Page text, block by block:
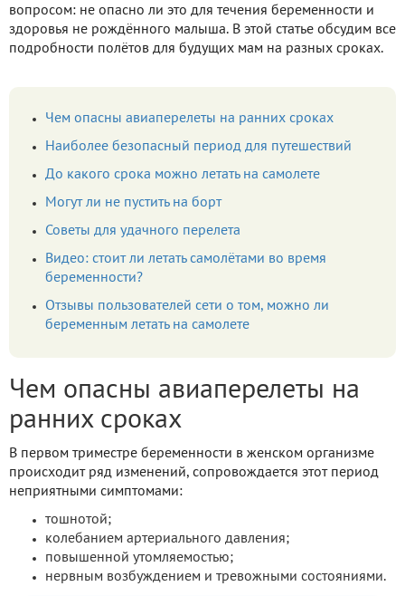
вопросом: не опасно ли это для течения беременности и
здоровья не рождённого малыша. В этой статье обсудим все
подробности полётов для будущих мам на разных сроках.
Чем опасны авиаперелеты на ранних сроках
Наиболее безопасный период для путешествий
До какого срока можно летать на самолете
Могут ли не пустить на борт
Советы для удачного перелета
Видео: стоит ли летать самолётами во время
беременности?
Отзывы пользователей сети о том, можно ли
беременным летать на самолете
Чем опасны авиаперелеты на
ранних сроках
В первом триместре беременности в женском организме
происходит ряд изменений, сопровождается этот период
неприятными симптомами:
тошнотой;
колебанием артериального давления;
повышенной утомляемостью;
нервным возбуждением и тревожными состояниями.